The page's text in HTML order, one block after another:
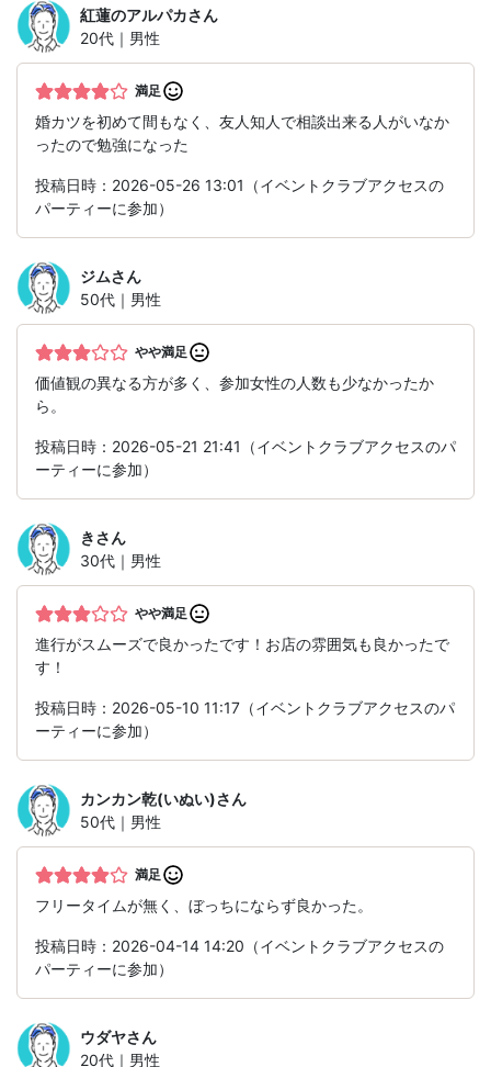
紅蓮のアルパカさん
20代｜男性
満足
婚カツを初めて間もなく、友人知人で相談出来る人がいなか
ったので勉強になった
投稿日時：2026-05-26 13:01（イベントクラブアクセスの
パーティーに参加）
ジムさん
50代｜男性
やや満足
価値観の異なる方が多く、参加女性の人数も少なかったか
ら。
投稿日時：2026-05-21 21:41（イベントクラブアクセスのパ
ーティーに参加）
きさん
30代｜男性
やや満足
進行がスムーズで良かったです！お店の雰囲気も良かったで
す！
投稿日時：2026-05-10 11:17（イベントクラブアクセスのパ
ーティーに参加）
カンカン乾(いぬい)さん
50代｜男性
満足
フリータイムが無く、ぼっちにならず良かった。
投稿日時：2026-04-14 14:20（イベントクラブアクセスの
パーティーに参加）
ウダヤさん
20代｜男性